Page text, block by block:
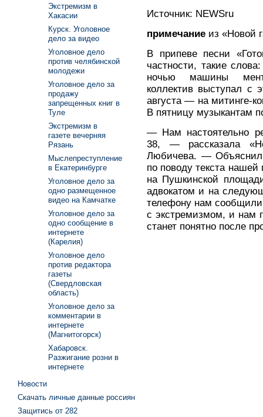
Источник: NEWSru
примечание из «Новой
В припеве песни
частности, такие
ночью машины
коллектив выступал с
августа — на митинге-
В пятницу музыкантам
— Нам настоятельно
38, — рассказала
Любичева. —
по поводу текста
на Пушкинской
адвокатом и на
телефону нам
с экстремизмом, и нам
станет понятно после
Экстремизм в
Хакасии
Курск. Уголовное
дело за видео
Уголовное дело
против челябинской
молодежи
Уголовное дело за
продажу
запрещенных книг в
Туле
Экстремизм в
газете вечерняя
Рязань
Мыслепреступление
в Екатеринбурге
Уголовное дело за
одно размещенное
видео на Камчатке
Уголовное дело за
одно сообщение в
интернете
(Карелия)
Уголовное дело
против редактора
газеты
(Свердловская
область)
Уголовное дело за
комментарии в
интернете
(Магнитогорск)
Хабаровск.
Разжигание розни в
интернете
Новости
Скачать личные данные россиян
Защитись от 282